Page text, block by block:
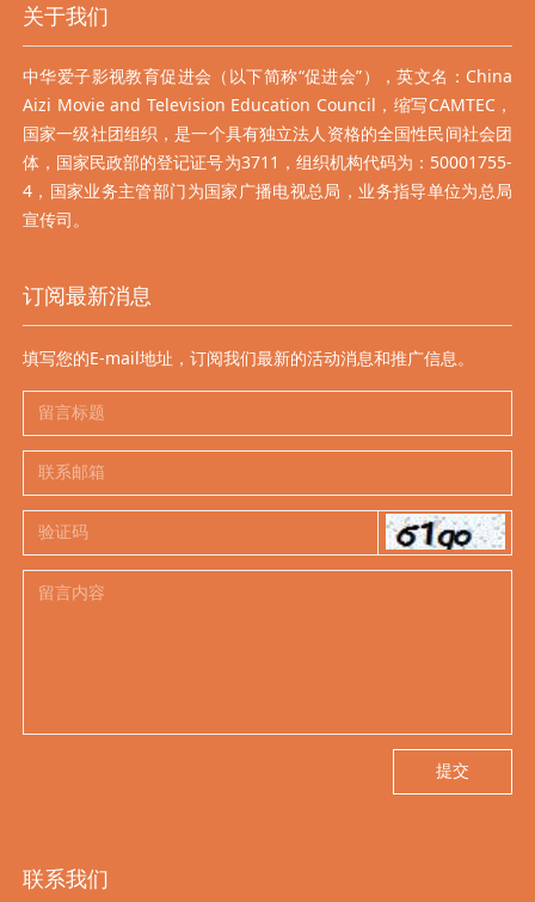
关于我们
中华爱子影视教育促进会（以下简称“促进会”），英文名：China
Aizi Movie and Television Education Council，缩写CAMTEC，
国家一级社团组织，是一个具有独立法人资格的全国性民间社会团
体，国家民政部的登记证号为3711，组织机构代码为：50001755-
4，国家业务主管部门为国家广播电视总局，业务指导单位为总局
宣传司。
订阅最新消息
填写您的E-mail地址，订阅我们最新的活动消息和推广信息。
提交
联系我们